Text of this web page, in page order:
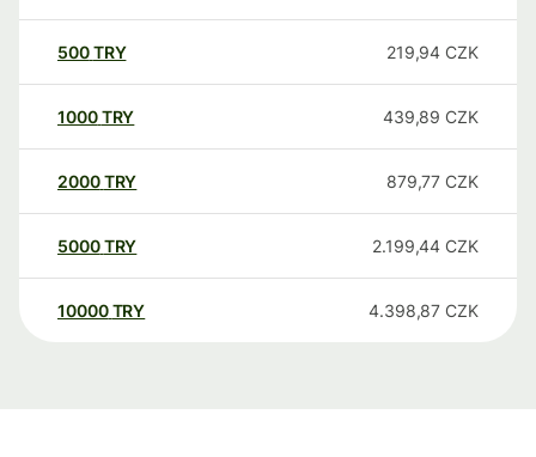
500TRY 219,94 CZK
1000TRY 439,89 CZK
2000TRY 879,77 CZK
5000TRY 2.199,44 CZK
10000 TRY 4.398,87 CZK